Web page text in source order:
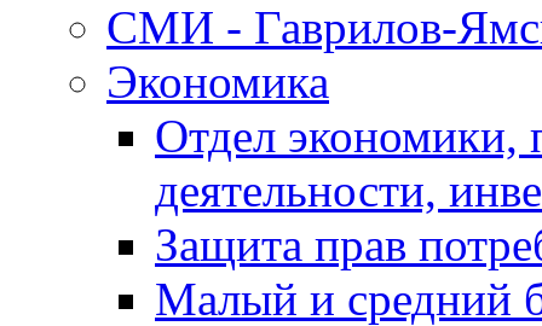
СМИ - Гаврилов-
Экономика
Отдел экономики,
деятельности,
Защита прав
Малый и средний